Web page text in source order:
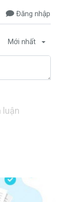
Đăng nhập
Mới nhất
luận